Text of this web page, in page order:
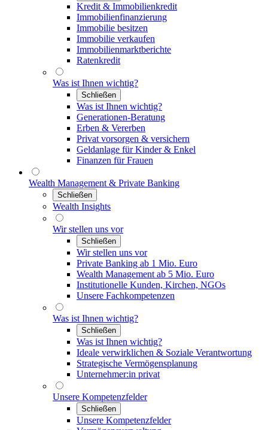
Kredit & Immobilienkredit
Immobilienfinanzierung
Immobilie besitzen
Immobilie verkaufen
Immobilienmarktberichte
Ratenkredit
Was ist Ihnen wichtig?
Schließen
Was ist Ihnen wichtig?
Generationen-Beratung
Erben & Vererben
Privat vorsorgen & versichern
Geldanlage für Kinder & Enkel
Finanzen für Frauen
Wealth Management & Private Banking
Schließen
Wealth Insights
Wir stellen uns vor
Schließen
Wir stellen uns vor
Private Banking ab 1 Mio. Euro
Wealth Management ab 5 Mio. Euro
Institutionelle Kunden, Kirchen, NGOs
Unsere Fachkompetenzen
Was ist Ihnen wichtig?
Schließen
Was ist Ihnen wichtig?
Ideale verwirklichen & Soziale Verantwortung
Strategische Vermögensplanung
Unternehmer:in privat
Unsere Kompetenzfelder
Schließen
Unsere Kompetenzfelder